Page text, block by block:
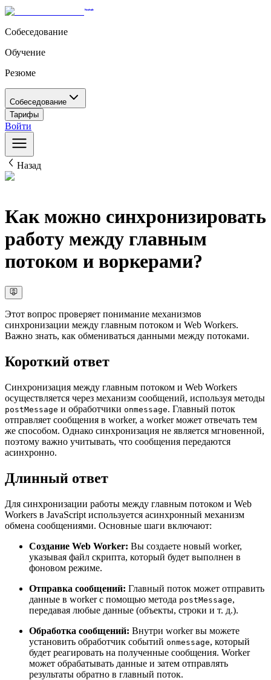
Собеседование
Обучение
Резюме
Собеседование
Тарифы
Войти
Назад
Как можно синхронизировать
работу между главным
потоком и воркерами?
Этот вопрос проверяет понимание механизмов
синхронизации между главным потоком и Web Workers.
Важно знать, как обмениваться данными между потоками.
Короткий ответ
Синхронизация между главным потоком и Web Workers
осуществляется через механизм сообщений, используя методы
postMessage и обработчики onmessage. Главный поток
отправляет сообщения в worker, а worker может отвечать тем
же способом. Однако синхронизация не является мгновенной,
поэтому важно учитывать, что сообщения передаются
асинхронно.
Длинный ответ
Для синхронизации работы между главным потоком и Web
Workers в JavaScript используется асинхронный механизм
обмена сообщениями. Основные шаги включают:
Создание Web Worker: Вы создаете новый worker,
указывая файл скрипта, который будет выполнен в
фоновом режиме.
Отправка сообщений: Главный поток может отправить
данные в worker с помощью метода postMessage,
передавая любые данные (объекты, строки и т. д.).
Обработка сообщений: Внутри worker вы можете
установить обработчик событий onmessage, который
будет реагировать на полученные сообщения. Worker
может обрабатывать данные и затем отправлять
результаты обратно в главный поток.